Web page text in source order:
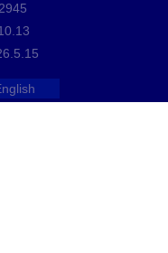
13
5 15